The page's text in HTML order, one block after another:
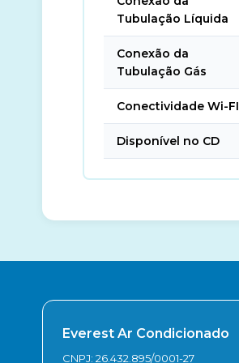
Tubulação Líquida
Conexão da
Tubulação Gás
Conectividade Wi-FI
Disponível no CD
Everest Ar Condicionado
CNPJ: 26.432.895/0001-27